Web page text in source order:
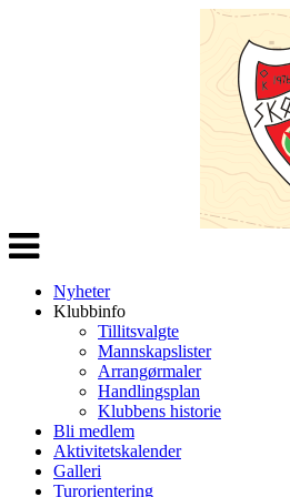
Veksle
navigasjon
Nyheter
Klubbinfo
Tillitsvalgte
Mannskapslister
Arrangørmaler
Handlingsplan
Klubbens historie
Bli medlem
Aktivitetskalender
Galleri
Turorientering